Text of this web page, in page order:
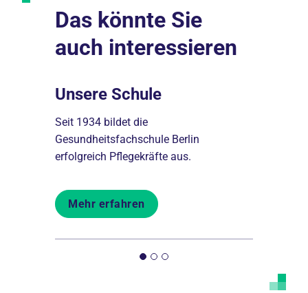
Das könnte Sie
auch interessieren
Unsere Schule
Seit 1934 bildet die
Gesundheitsfachschule Berlin
erfolgreich Pflegekräfte aus.
Mehr erfahren